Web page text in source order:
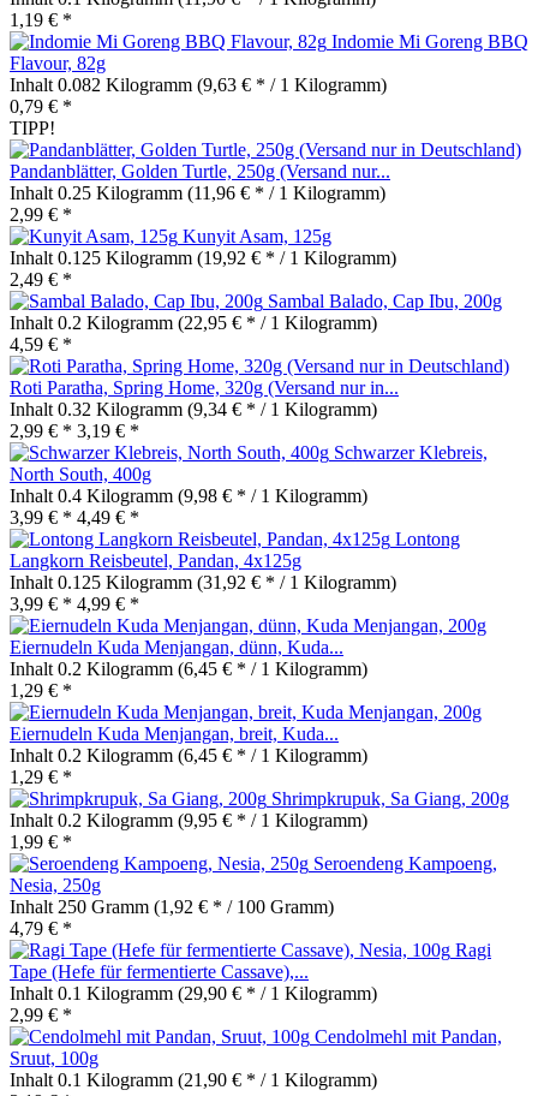
1,19 € *
Indomie Mi Goreng BBQ
Flavour, 82g
Inhalt 0.082 Kilogramm (9,63 € * / 1 Kilogramm)
0,79 € *
TIPP!
Pandanblätter, Golden Turtle, 250g (Versand nur...
Inhalt 0.25 Kilogramm (11,96 € * / 1 Kilogramm)
2,99 € *
Kunyit Asam, 125g
Inhalt 0.125 Kilogramm (19,92 € * / 1 Kilogramm)
2,49 € *
Sambal Balado, Cap Ibu, 200g
Inhalt 0.2 Kilogramm (22,95 € * / 1 Kilogramm)
4,59 € *
Roti Paratha, Spring Home, 320g (Versand nur in...
Inhalt 0.32 Kilogramm (9,34 € * / 1 Kilogramm)
2,99 € * 3,19 € *
Schwarzer Klebreis,
North South, 400g
Inhalt 0.4 Kilogramm (9,98 € * / 1 Kilogramm)
3,99 € * 4,49 € *
Lontong
Langkorn Reisbeutel, Pandan, 4x125g
Inhalt 0.125 Kilogramm (31,92 € * / 1 Kilogramm)
3,99 € * 4,99 € *
Eiernudeln Kuda Menjangan, dünn, Kuda...
Inhalt 0.2 Kilogramm (6,45 € * / 1 Kilogramm)
1,29 € *
Eiernudeln Kuda Menjangan, breit, Kuda...
Inhalt 0.2 Kilogramm (6,45 € * / 1 Kilogramm)
1,29 € *
Shrimpkrupuk, Sa Giang, 200g
Inhalt 0.2 Kilogramm (9,95 € * / 1 Kilogramm)
1,99 € *
Seroendeng Kampoeng,
Nesia, 250g
Inhalt 250 Gramm (1,92 € * / 100 Gramm)
4,79 € *
Ragi
Tape (Hefe für fermentierte Cassave),...
Inhalt 0.1 Kilogramm (29,90 € * / 1 Kilogramm)
2,99 € *
Cendolmehl mit Pandan,
Sruut, 100g
Inhalt 0.1 Kilogramm (21,90 € * / 1 Kilogramm)